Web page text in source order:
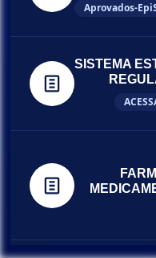
Aprovados-
SISTEMA